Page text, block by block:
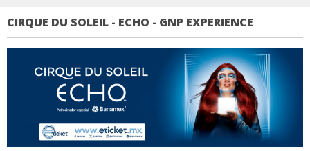
CIRQUE DU SOLEIL - ECHO - GNP EXPERIENCE